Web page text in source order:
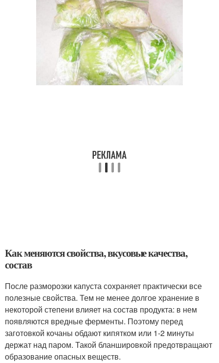
Как меняются свойства, вкусовые качества,
состав
После разморозки капуста сохраняет практически все
полезные свойства. Тем не менее долгое хранение в
некоторой степени влияет на состав продукта: в нем
появляются вредные ферменты. Поэтому перед
заготовкой кочаны обдают кипятком или 1-2 минуты
держат над паром. Такой бланшировкой предотвращают
образование опасных веществ.